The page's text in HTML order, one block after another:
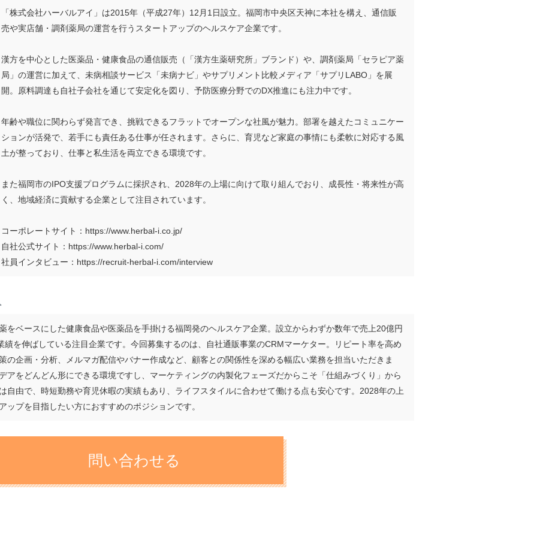
「株式会社ハーバルアイ」は2015年（平成27年）12月1日設立。福岡市中央区天神に本社を構え、通信販
売や実店舗・調剤薬局の運営を行うスタートアップのヘルスケア企業です。
漢方を中心とした医薬品・健康食品の通信販売（「漢方生薬研究所」ブランド）や、調剤薬局「セラピア薬
局」の運営に加えて、未病相談サービス「未病ナビ」やサプリメント比較メディア「サプリLABO」を展
開。原料調達も自社子会社を通じて安定化を図り、予防医療分野でのDX推進にも注力中です。
年齢や職位に関わらず発言でき、挑戦できるフラットでオープンな社風が魅力。部署を越えたコミュニケー
ションが活発で、若手にも責任ある仕事が任されます。さらに、育児など家庭の事情にも柔軟に対応する風
土が整っており、仕事と私生活を両立できる環境です。
また福岡市のIPO支援プログラムに採択され、2028年の上場に向けて取り組んでおり、成長性・将来性が高
く、地域経済に貢献する企業として注目されています。
コーポレートサイト：https://www.herbal-i.co.jp/
自社公式サイト：https://www.herbal-i.com/
社員インタビュー：https://recruit-herbal-i.com/interview
をベースにした健康食品や医薬品を手掛ける福岡発のヘルスケア企業。設立からわずか数年で売上20億円
を伸ばしている注目企業です。今回募集するのは、自社通販事業のCRMマーケター。リピート率を高め
の企画・分析、メルマガ配信やバナー作成など、顧客との関係性を深める幅広い業務を担当いただきま
アをどんどん形にできる環境ですし、マーケティングの内製化フェーズだからこそ「仕組みづくり」から
自由で、時短勤務や育児休暇の実績もあり、ライフスタイルに合わせて働ける点も安心です。2028年の上
ップを目指したい方におすすめのポジションです。
問い合わせる